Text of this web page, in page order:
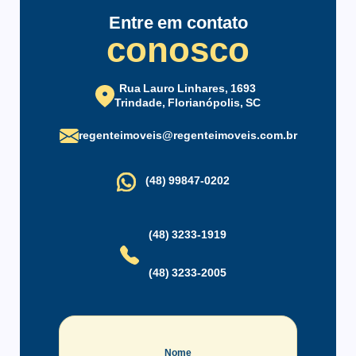
Entre em contato
conosco
Rua Lauro Linhares, 1693
Trindade, Florianópolis, SC
regenteimoveis@regenteimoveis.com.br
(48) 99847-0202
(48) 3233-1919
(48) 3233-2005
Nome